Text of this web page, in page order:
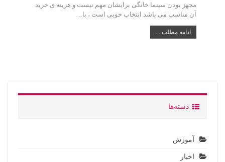
مجهز بودن سینما خانگی برایشان مهم نیست و هزینه ی خرید
آن مناسب می باشد انتخاب خوبی است ، با…
ادامه مطلب ...
دسته‌ها
آموزش
اخبار